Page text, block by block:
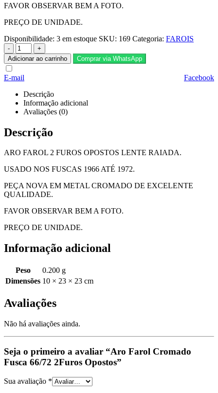
FAVOR OBSERVAR BEM A FOTO.
PREÇO DE UNIDADE.
Disponibilidade: 3 em estoque SKU: 169 Categoria: FAROIS
-
+
Adicionar ao carrinho
Comprar via WhatsApp
Facebook
E-mail
Descrição
Informação adicional
Avaliações (0)
Descrição
ARO FAROL 2 FUROS OPOSTOS LENTE RAIADA.
USADO NOS FUSCAS 1966 ATÉ 1972.
PEÇA NOVA EM METAL CROMADO DE EXCELENTE
QUALIDADE.
FAVOR OBSERVAR BEM A FOTO.
PREÇO DE UNIDADE.
Informação adicional
Peso
0.200 g
Dimensões 10 × 23 × 23 cm
Avaliações
Não há avaliações ainda.
Seja o primeiro a avaliar “Aro Farol Cromado
Fusca 66/72 2Furos Opostos”
Sua avaliação *